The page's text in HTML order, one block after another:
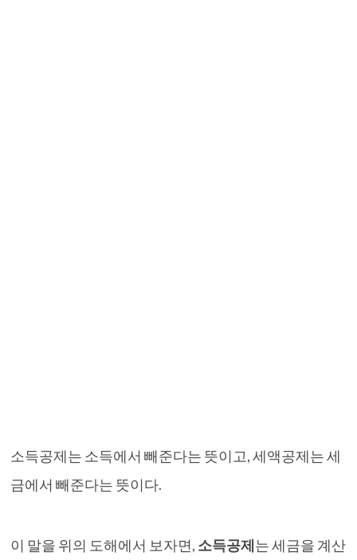
소득공제는 소득에서 빼준다는 뜻이고, 세액공제는 세
금에서 빼준다는 뜻이다.
이 말을 위의 도해에서 보자면, 소득공제는 세금을 계산